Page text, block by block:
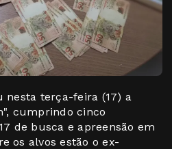
nesta terça-feira (17) a
cumprindo cinco
de busca e apreensão em
os alvos estão o ex-